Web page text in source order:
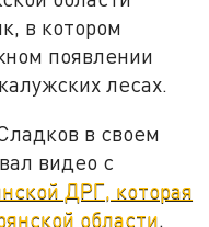
в котором
появлении
лесах.
в своем
видео с
ДРГ, которая
области.